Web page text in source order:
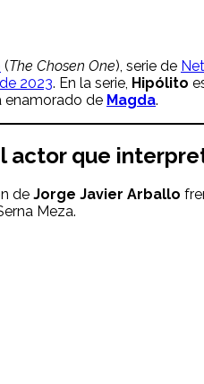
(The Chosen One), serie de
2023. En la serie, Hipólito
enamorado de Magda.
actorque
de Jorge Javier Arballo
Meza.